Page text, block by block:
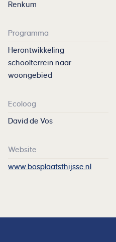
Renkum
Programma
Herontwikkeling
schoolterrein naar
woongebied
Ecoloog
David de Vos
Website
www.bosplaatsthijsse.nl